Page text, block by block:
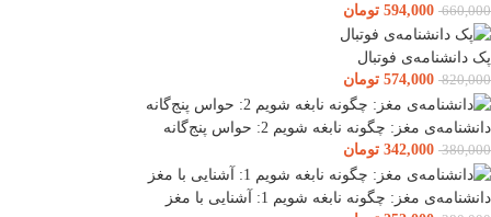
660,000
594,000 تومان
پک دانشنامه‌ی فوتبال
820,000
574,000 تومان
دانشنامه‌ی مغز: چگونه نابغه شویم 2: حواس پنج‌گانه
380,000
342,000 تومان
دانشنامه‌ی مغز: چگونه نابغه شویم 1: آشنایی با مغز